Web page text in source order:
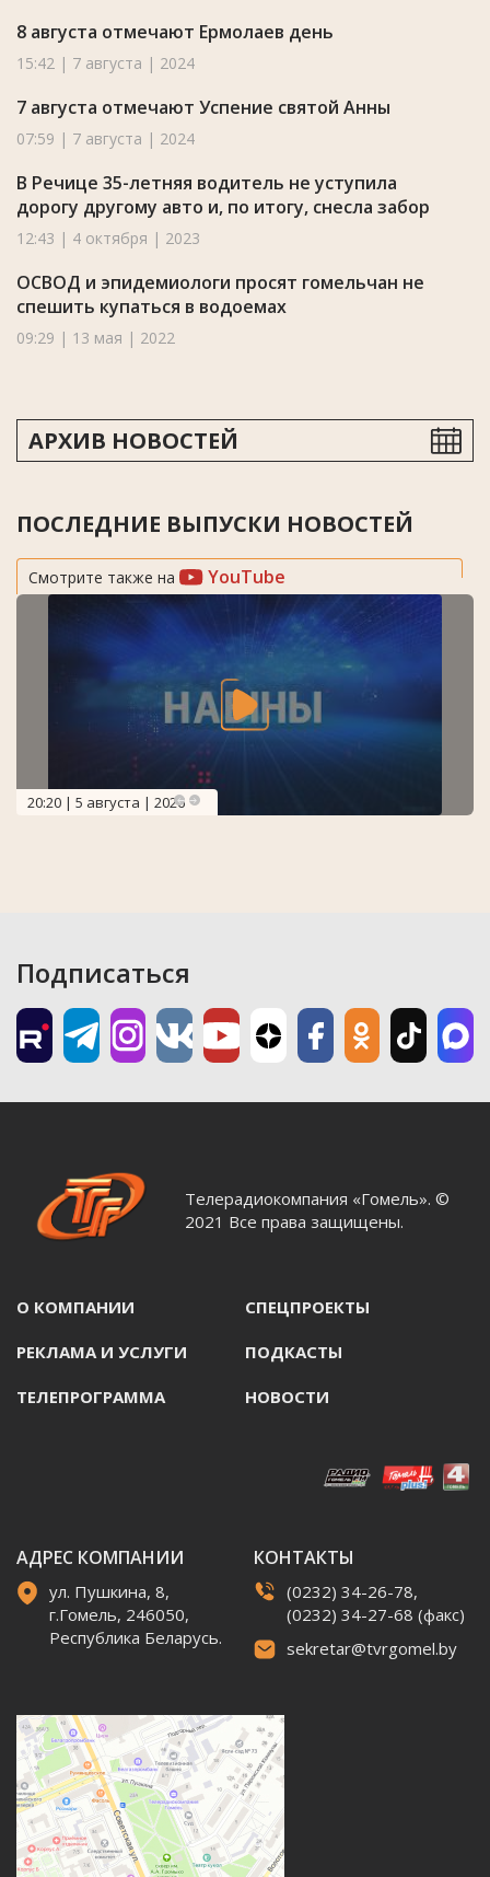
8 августа отмечают Ермолаев день
15:42 | 7 августа | 2024
7 августа отмечают Успение святой Анны
07:59 | 7 августа | 2024
В Речице 35-летняя водитель не уступила
дорогу другому авто и, по итогу, снесла забор
12:43 | 4 октября | 2023
ОСВОД и эпидемиологи просят гомельчан не
спешить купаться в водоемах
09:29 | 13 мая | 2022
АРХИВ НОВОСТЕЙ
ПОСЛЕДНИЕ ВЫПУСКИ НОВОСТЕЙ
Смотрите также на YouTube
20:20 | 5 августа | 2026
Подписаться
Телерадиокомпания «Гомель». ©
2021 Все права защищены.
О КОМПАНИИ СПЕЦПРОЕКТЫ
РЕКЛАМА И УСЛУГИ ПОДКАСТЫ
ТЕЛЕПРОГРАММА НОВОСТИ
АДРЕС КОМПАНИИ
ул. Пушкина, 8,
г.Гомель, 246050,
Республика Беларусь.
КОНТАКТЫ
(0232) 34-26-78,
(0232) 34-27-68 (факс)
sekretar@tvrgomel.by